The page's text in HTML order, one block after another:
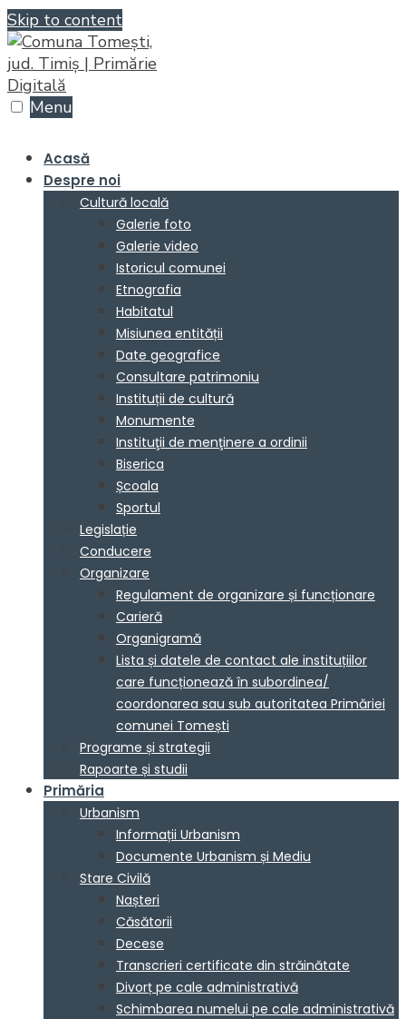
Skip to content
Menu
Acasă
Despre noi
Cultură locală
Galerie foto
Galerie video
Istoricul comunei
Etnografia
Habitatul
Misiunea entității
Date geografice
Consultare patrimoniu
Instituții de cultură
Monumente
Instituţii de menţinere a ordinii
Biserica
Școala
Sportul
Legislație
Conducere
Organizare
Regulament de organizare și funcționare
Carieră
Organigramă
Lista și datele de contact ale instituțiilor
care funcționează în subordinea/
coordonarea sau sub autoritatea Primăriei
comunei Tomești
Programe și strategii
Rapoarte și studii
Primăria
Urbanism
Informații Urbanism
Documente Urbanism și Mediu
Stare Civilă
Nașteri
Căsătorii
Decese
Transcrieri certificate din străinătate
Divorț pe cale administrativă
Schimbarea numelui pe cale administrativă